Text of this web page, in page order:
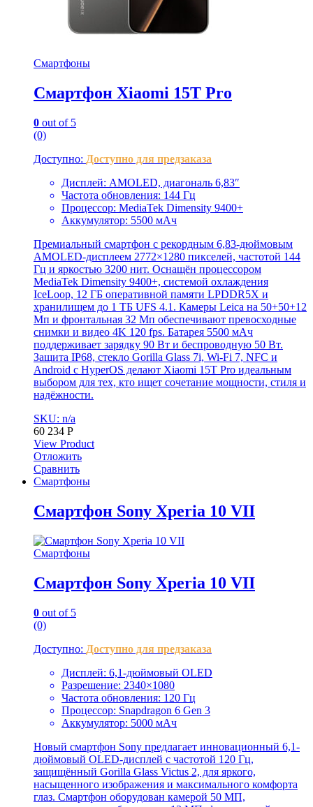
Смартфоны
Смартфон Xiaomi 15T Pro
0 out of 5
(0)
Доступно: Доступно для предзаказа
Дисплей: AMOLED, диагональ 6,83″
Частота обновления: 144 Гц
Процессор: MediaTek Dimensity 9400+
Аккумулятор: 5500 мАч
Премиальный смартфон с рекордным 6,83-дюймовым
AMOLED-дисплеем 2772×1280 пикселей, частотой 144
Гц и яркостью 3200 нит. Оснащён процессором
MediaTek Dimensity 9400+, системой охлаждения
IceLoop, 12 ГБ оперативной памяти LPDDR5X и
хранилищем до 1 ТБ UFS 4.1. Камеры Leica на 50+50+12
Мп и фронтальная 32 Мп обеспечивают превосходные
снимки и видео 4K 120 fps. Батарея 5500 мАч
поддерживает зарядку 90 Вт и беспроводную 50 Вт.
Защита IP68, стекло Gorilla Glass 7i, Wi-Fi 7, NFC и
Android с HyperOS делают Xiaomi 15T Pro идеальным
выбором для тех, кто ищет сочетание мощности, стиля и
надёжности.
SKU: n/a
60 234 Р
View Product
Отложить
Сравнить
Смартфоны
Смартфон Sony Xperia 10 VII
Смартфоны
Смартфон Sony Xperia 10 VII
0 out of 5
(0)
Доступно: Доступно для предзаказа
Дисплей: 6,1-дюймовый OLED
Разрешение: 2340×1080
Частота обновления: 120 Гц
Процессор: Snapdragon 6 Gen 3
Аккумулятор: 5000 мАч
Новый смартфон Sony предлагает инновационный 6,1-
дюймовый OLED-дисплей с частотой 120 Гц,
защищённый Gorilla Glass Victus 2, для яркого,
насыщенного изображения и максимального комфорта
глаз. Смартфон оборудован камерой 50 МП,